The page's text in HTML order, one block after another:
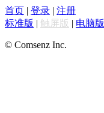
首页 | 登录 | 注册
标准版 | 触屏版 | 电脑版
© Comsenz Inc.